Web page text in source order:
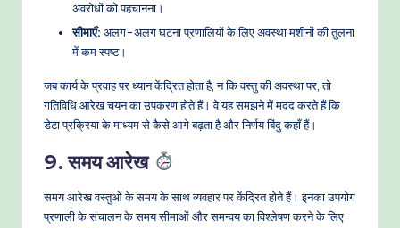
अवरोधों को पहचानना।
सीमाएँ: अलग-अलग घटना प्रणालियों के लिए अवस्था मशीनों की तुलना
में कम स्पष्ट।
जब कार्य के प्रवाह पर ध्यान केंद्रित होता है, न कि वस्तु की अवस्था पर, तो
गतिविधि आरेख चयन का उपकरण होते हैं। वे यह समझने में मदद करते हैं कि
डेटा प्रक्रिया के माध्यम से कैसे आगे बढ़ता है और निर्णय बिंदु कहाँ हैं।
9. समय आरेख
समय आरेख वस्तुओं के समय के साथ व्यवहार पर केंद्रित होते हैं। इनका उपयोग
प्रणाली के संचालन के समय सीमाओं और समन्वय का विश्लेषण करने के लिए